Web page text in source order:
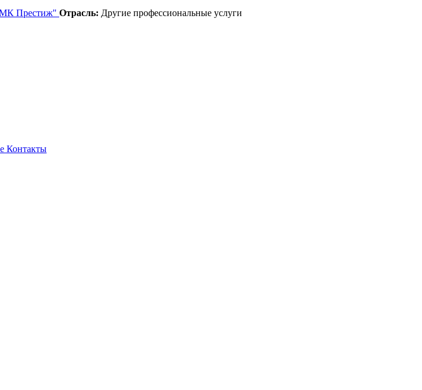
Престиж" Отрасль: Другие профессиональные услуги
Контакты